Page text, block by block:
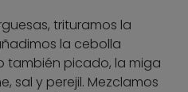
trituramos la
la cebolla
también picado, la miga
sal y perejil. Mezclamos